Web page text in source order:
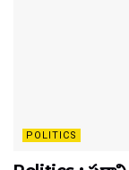
POLITICS